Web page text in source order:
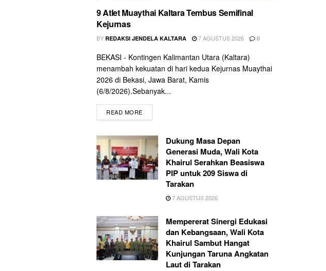
9 Atlet Muaythai Kaltara Tembus Semifinal
Kejurnas
BY REDAKSI JENDELA KALTARA 7 AGUSTUS 2026 0
BEKASI - Kontingen Kalimantan Utara (Kaltara)
menambah kekuatan di hari kedua Kejurnas Muaythai
2026 di Bekasi, Jawa Barat, Kamis
(6/8/2026).Sebanyak...
READ MORE
Dukung Masa Depan
Generasi Muda, Wali Kota
Khairul Serahkan Beasiswa
PIP untuk 209 Siswa di
Tarakan
7 AGUSTUS 2026
Mempererat Sinergi Edukasi
dan Kebangsaan, Wali Kota
Khairul Sambut Hangat
Kunjungan Taruna Angkatan
Laut di Tarakan